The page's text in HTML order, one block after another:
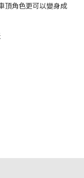
頂角色更可以變身成